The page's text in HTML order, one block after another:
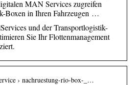
MAN Services zugreifen
Boxen in Ihren Fahrzeugen …
und der Transportlogistik-
Sie Ihr Flottenmanagement
› nachruestung-rio-box-_…